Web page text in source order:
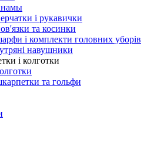
і рукавички
та косинки
і комплекти головних уборів
навушники
і колготки
та гольфи